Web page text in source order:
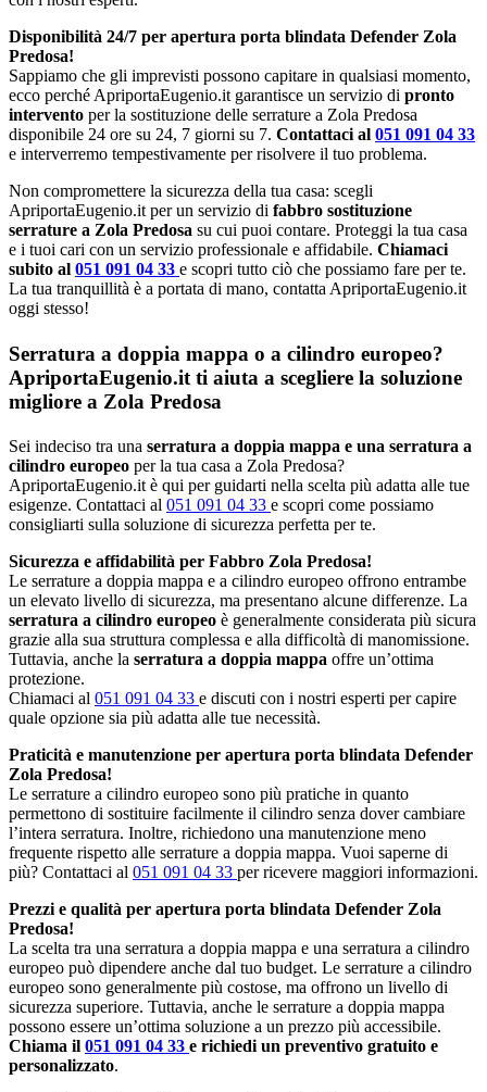
Disponibilità 24/7 per apertura porta blindata Defender Zola
Predosa!
Sappiamo che gli imprevisti possono capitare in qualsiasi momento,
ecco perché ApriportaEugenio.it garantisce un servizio di pronto
intervento per la sostituzione delle serrature a Zola Predosa
disponibile 24 ore su 24, 7 giorni su 7. Contattaci al 051 091 04 33
e interverremo tempestivamente per risolvere il tuo problema.
Non compromettere la sicurezza della tua casa: scegli
ApriportaEugenio.it per un servizio di fabbro sostituzione
serrature a Zola Predosa su cui puoi contare. Proteggi la tua casa
e i tuoi cari con un servizio professionale e affidabile. Chiamaci
subito al 051 091 04 33 e scopri tutto ciò che possiamo fare per te.
La tua tranquillità è a portata di mano, contatta ApriportaEugenio.it
oggi stesso!
Serratura a doppia mappa o a cilindro europeo?
ApriportaEugenio.it ti aiuta a scegliere la soluzione
migliore a Zola Predosa
Sei indeciso tra una serratura a doppia mappa e una serratura a
cilindro europeo per la tua casa a Zola Predosa?
ApriportaEugenio.it è qui per guidarti nella scelta più adatta alle tue
esigenze. Contattaci al 051 091 04 33 e scopri come possiamo
consigliarti sulla soluzione di sicurezza perfetta per te.
Sicurezza e affidabilità per Fabbro Zola Predosa!
Le serrature a doppia mappa e a cilindro europeo offrono entrambe
un elevato livello di sicurezza, ma presentano alcune differenze. La
serratura a cilindro europeo è generalmente considerata più sicura
grazie alla sua struttura complessa e alla difficoltà di manomissione.
Tuttavia, anche la serratura a doppia mappa offre un’ottima
protezione.
Chiamaci al 051 091 04 33 e discuti con i nostri esperti per capire
quale opzione sia più adatta alle tue necessità.
Praticità e manutenzione per apertura porta blindata Defender
Zola Predosa!
Le serrature a cilindro europeo sono più pratiche in quanto
permettono di sostituire facilmente il cilindro senza dover cambiare
l’intera serratura. Inoltre, richiedono una manutenzione meno
frequente rispetto alle serrature a doppia mappa. Vuoi saperne di
più? Contattaci al 051 091 04 33 per ricevere maggiori informazioni.
Prezzi e qualità per apertura porta blindata Defender Zola
Predosa!
La scelta tra una serratura a doppia mappa e una serratura a cilindro
europeo può dipendere anche dal tuo budget. Le serrature a cilindro
europeo sono generalmente più costose, ma offrono un livello di
sicurezza superiore. Tuttavia, anche le serrature a doppia mappa
possono essere un’ottima soluzione a un prezzo più accessibile.
Chiama il 051 091 04 33 e richiedi un preventivo gratuito e
personalizzato.